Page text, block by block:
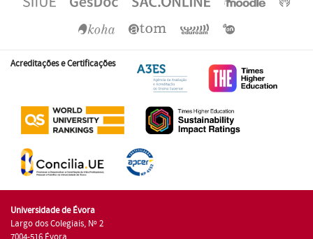
Acreditações e Certificações
Universidade de Évora
Largo dos Colegiais, Nº 2